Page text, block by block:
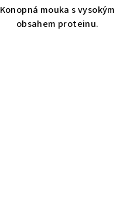
Konopná mouka s vysokým
obsahem proteinu.